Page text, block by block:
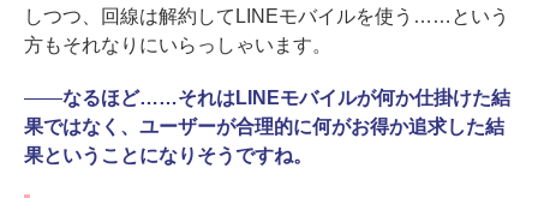
しつつ、回線は解約してLINEモバイルを使う……という
方もそれなりにいらっしゃいます。
――なるほど……それはLINEモバイルが何か仕掛けた結
果ではなく、ユーザーが合理的に何がお得か追求した結
果ということになりそうですね。